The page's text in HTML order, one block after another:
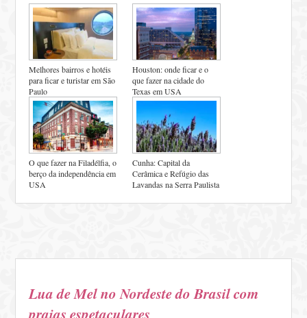
Melhores bairros e hotéis
para ficar e turistar em São
Paulo
Houston: onde ficar e o
que fazer na cidade do
Texas em USA
O que fazer na Filadélfia, o
berço da independência em
USA
Cunha: Capital da
Cerâmica e Refúgio das
Lavandas na Serra Paulista
Lua de Mel no Nordeste do Brasil com